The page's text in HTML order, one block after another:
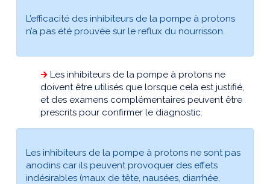
L’efficacité des inhibiteurs de la pompe à protons
n’a pas été prouvée sur le reflux du nourrisson.
🡲 Les inhibiteurs de la pompe à protons ne
doivent être utilisés que lorsque cela est justifié,
et des examens complémentaires peuvent être
prescrits pour confirmer le diagnostic.
Les inhibiteurs de la pompe à protons ne sont pas
anodins car ils peuvent provoquer des effets
indésirables (maux de tête, nausées, diarrhée,